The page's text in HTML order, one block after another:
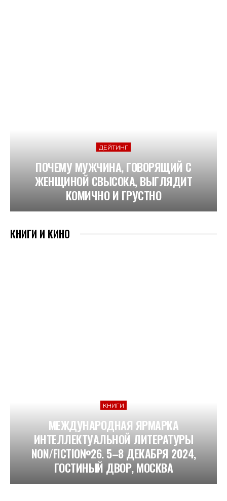
ДЕЙТИНГ
ПОЧЕМУ МУЖЧИНА, ГОВОРЯЩИЙ С
ЖЕНЩИНОЙ СВЫСОКА, ВЫГЛЯДИТ
КОМИЧНО И ГРУСТНО
КНИГИ И КИНО
КНИГИ
МЕЖДУНАРОДНАЯ ЯРМАРКА
ИНТЕЛЛЕКТУАЛЬНОЙ ЛИТЕРАТУРЫ
NON/FICTIO№26. 5–8 ДЕКАБРЯ 2024,
ГОСТИНЫЙ ДВОР, МОСКВА